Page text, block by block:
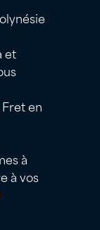
et
en
à
à vos